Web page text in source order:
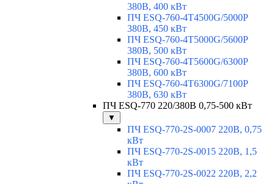
380В, 400 кВт
ПЧ ESQ-760-4T4500G/5000P
380В, 450 кВт
ПЧ ESQ-760-4T5000G/5600P
380В, 500 кВт
ПЧ ESQ-760-4T5600G/6300P
380В, 600 кВт
ПЧ ESQ-760-4T6300G/7100P
380В, 630 кВт
ПЧ ESQ-770 220/380В 0,75-500 кВт
▼
ПЧ ESQ-770-2S-0007 220В, 0,75
кВт
ПЧ ESQ-770-2S-0015 220В, 1,5
кВт
ПЧ ESQ-770-2S-0022 220В, 2,2